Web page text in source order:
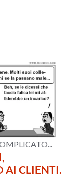
AI CLIENTI.